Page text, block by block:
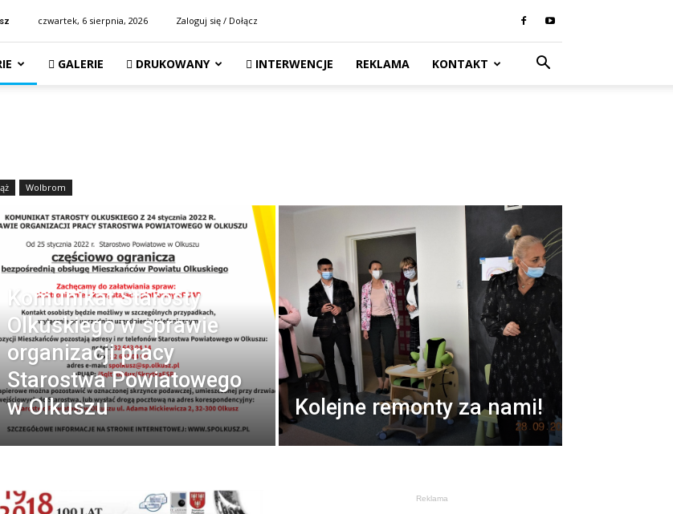
czwartek, 6 sierpnia, 2026 Zaloguj się / Dołącz
GALERIE DRUKOWANY INTERWENCJE REKLAMA KONTAKT
Wolbrom
Komunikat Starosty
Olkuskiego w sprawie
organizacji pracy
Starostwa Powiatowego
w Olkuszu
Kolejne remonty za nami!
Reklama